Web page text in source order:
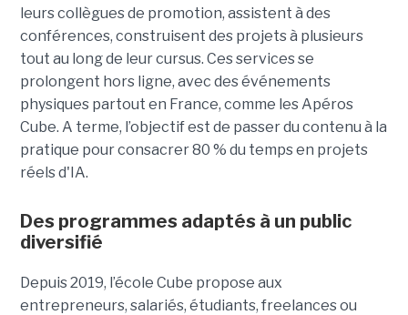
leurs collègues de promotion, assistent à des
conférences, construisent des projets à plusieurs
tout au long de leur cursus. Ces services se
prolongent hors ligne, avec des événements
physiques partout en France, comme les Apéros
Cube. A terme, l’objectif est de passer du contenu à la
pratique pour consacrer 80 % du temps en projets
réels d'IA.
Des programmes adaptés à un public
diversifié
Depuis 2019, l’école Cube propose aux
entrepreneurs, salariés, étudiants, freelances ou